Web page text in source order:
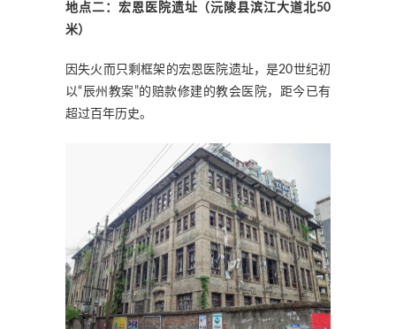
地点二：宏恩医院遗址（沅陵县滨江大道北50
米）
因失火而只剩框架的宏恩医院遗址，是20世纪初
以“辰州教案”的赔款修建的教会医院，距今已有
超过百年历史。